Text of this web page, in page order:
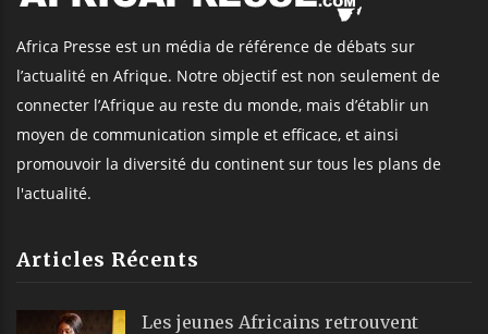
Africa Presse est un média de référence de débats sur
l’actualité en Afrique. Notre objectif est non seulement de
connecter l’Afrique au reste du monde, mais d’établir un
moyen de communication simple et efficace, et ainsi
promouvoir la diversité du continent sur tous les plans de
l'actualité.
Articles Récents
Les jeunes Africains retrouvent